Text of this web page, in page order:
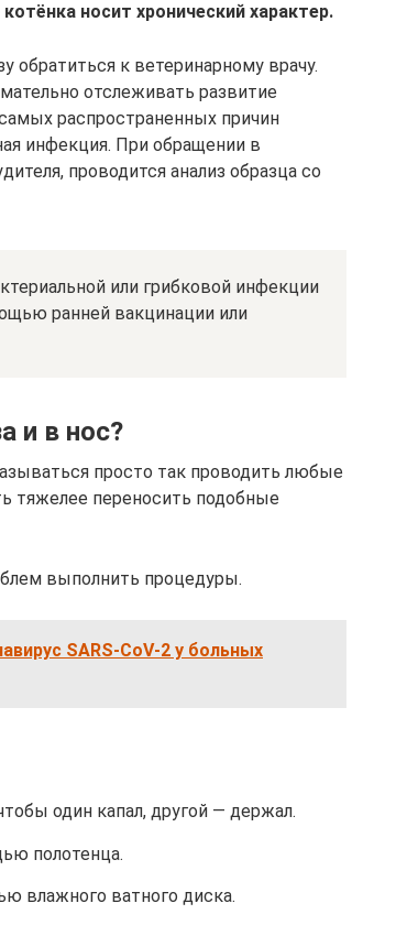
носит хронический характер.
обратиться к ветеринарному врачу.
отслеживать развитие
распространенных причин
инфекция. При обращении в
проводится анализ образца со
или грибковой инфекции
ранней вакцинации или
и в нос?
просто так проводить любые
тяжелее переносить подобные
выполнить процедуры.
SARS-CoV‑2 у больных
один капал, другой — держал.
полотенца.
влажного ватного диска.